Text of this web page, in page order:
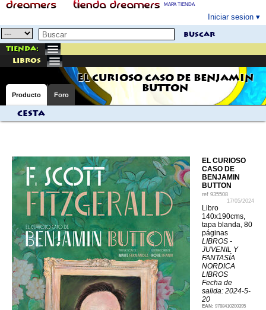
MAPA TIENDA
Iniciar sesion
buscar
Tienda:
libros
EL CURIOSO CASO DE BENJAMIN
BUTTON
Producto Foro
Cesta
EL CURIOSO
CASO DE
BENJAMIN
BUTTON
ref 935508
17/05/2024
Libro
140x190cms,
tapa blanda, 80
páginas
LIBROS -
JUVENIL Y
FANTASÍA
NORDICA
LIBROS
Fecha de
salida: 2024-5-
20
EAN: 9788410200395